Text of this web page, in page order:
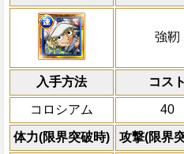
強靭
入手方法 コスト
コロシアム 40
体力(限界突破時) 攻撃(限界
敵1体に攻
トを[速]に
船長効
必殺
自分の基礎
ラオG マッ
自分
力属性
スロ
強靭タイプ